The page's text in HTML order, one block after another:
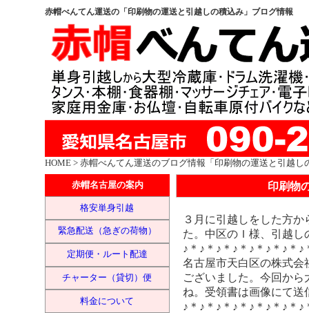
赤帽べんてん運送の「印刷物の運送と引越しの積込み」ブログ情報
HOME > 赤帽べんてん運送のブログ情報「印刷物の運送と引越し
赤帽名古屋の案内
格安単身引越
緊急配送（急ぎの荷物）
定期便・ルート配達
チャーター（貸切）便
料金について
印刷物
３月に引越しをした方
た。中区のＩ様、引越
♪＊♪＊♪＊♪＊♪＊♪＊♪＊
名古屋市天白区の株式会
ございました。今回か
ね。受領書は画像にて
♪＊♪＊♪＊♪＊♪＊♪＊♪＊